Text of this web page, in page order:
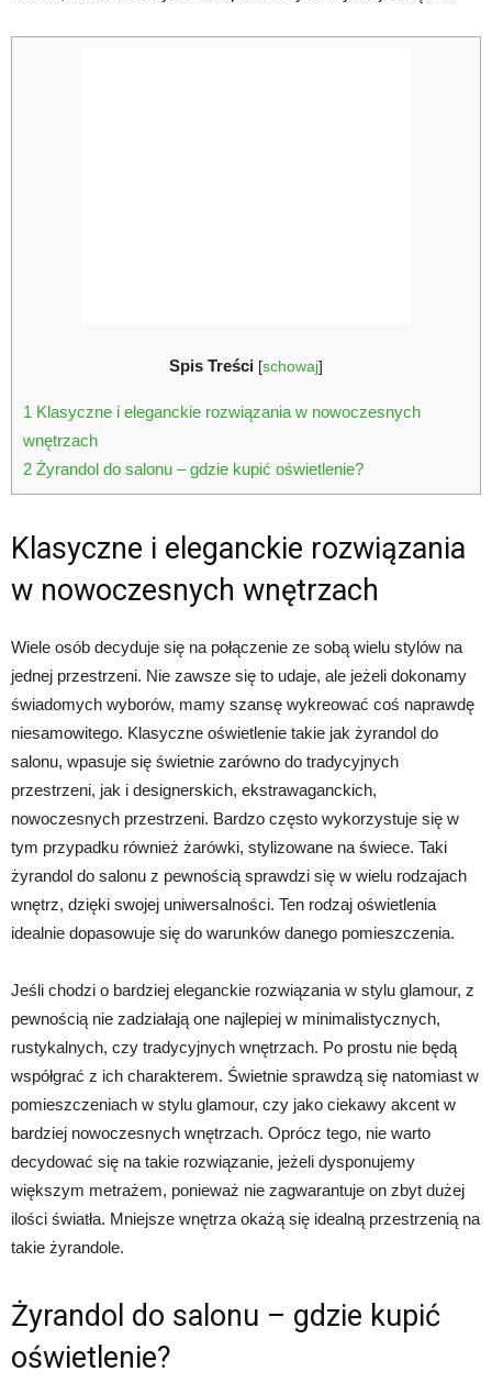
Spis Treści [schowaj]
1 Klasyczne i eleganckie rozwiązania w nowoczesnych
wnętrzach
2 Żyrandol do salonu – gdzie kupić oświetlenie?
Klasyczne i eleganckie rozwiązania
w nowoczesnych wnętrzach
Wiele osób decyduje się na połączenie ze sobą wielu stylów na
jednej przestrzeni. Nie zawsze się to udaje, ale jeżeli dokonamy
świadomych wyborów, mamy szansę wykreować coś naprawdę
niesamowitego. Klasyczne oświetlenie takie jak żyrandol do
salonu, wpasuje się świetnie zarówno do tradycyjnych
przestrzeni, jak i designerskich, ekstrawaganckich,
nowoczesnych przestrzeni. Bardzo często wykorzystuje się w
tym przypadku również żarówki, stylizowane na świece. Taki
żyrandol do salonu z pewnością sprawdzi się w wielu rodzajach
wnętrz, dzięki swojej uniwersalności. Ten rodzaj oświetlenia
idealnie dopasowuje się do warunków danego pomieszczenia.
Jeśli chodzi o bardziej eleganckie rozwiązania w stylu glamour, z
pewnością nie zadziałają one najlepiej w minimalistycznych,
rustykalnych, czy tradycyjnych wnętrzach. Po prostu nie będą
współgrać z ich charakterem. Świetnie sprawdzą się natomiast w
pomieszczeniach w stylu glamour, czy jako ciekawy akcent w
bardziej nowoczesnych wnętrzach. Oprócz tego, nie warto
decydować się na takie rozwiązanie, jeżeli dysponujemy
większym metrażem, ponieważ nie zagwarantuje on zbyt dużej
ilości światła. Mniejsze wnętrza okażą się idealną przestrzenią na
takie żyrandole.
Żyrandol do salonu – gdzie kupić
oświetlenie?